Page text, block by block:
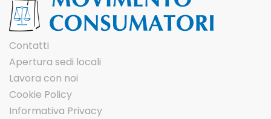
Contatti
Apertura sedi locali
Lavora con noi
Cookie Policy
Informativa Privacy